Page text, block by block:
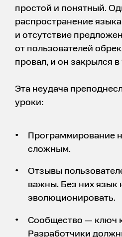
простой и понятный.
распространение
и отсутствие
от пользователей
провал, и он закрылся в
Эта неудача
уроки:
Программирование
сложным.
Отзывы
важны. Без них язык
эволюционировать.
Сообщество — ключ
Разработчики